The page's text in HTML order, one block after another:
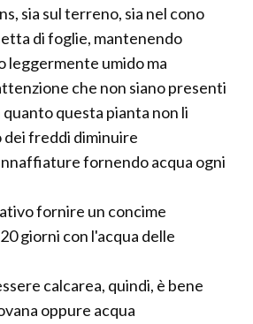
sia sul terreno, sia nel cono
di foglie, mantenendo
leggermente umido ma
che non siano presenti
questa pianta non li
freddi diminuire
fornendo acqua ogni
fornire un concime
giorni con l'acqua delle
calcarea, quindi, è bene
oppure acqua